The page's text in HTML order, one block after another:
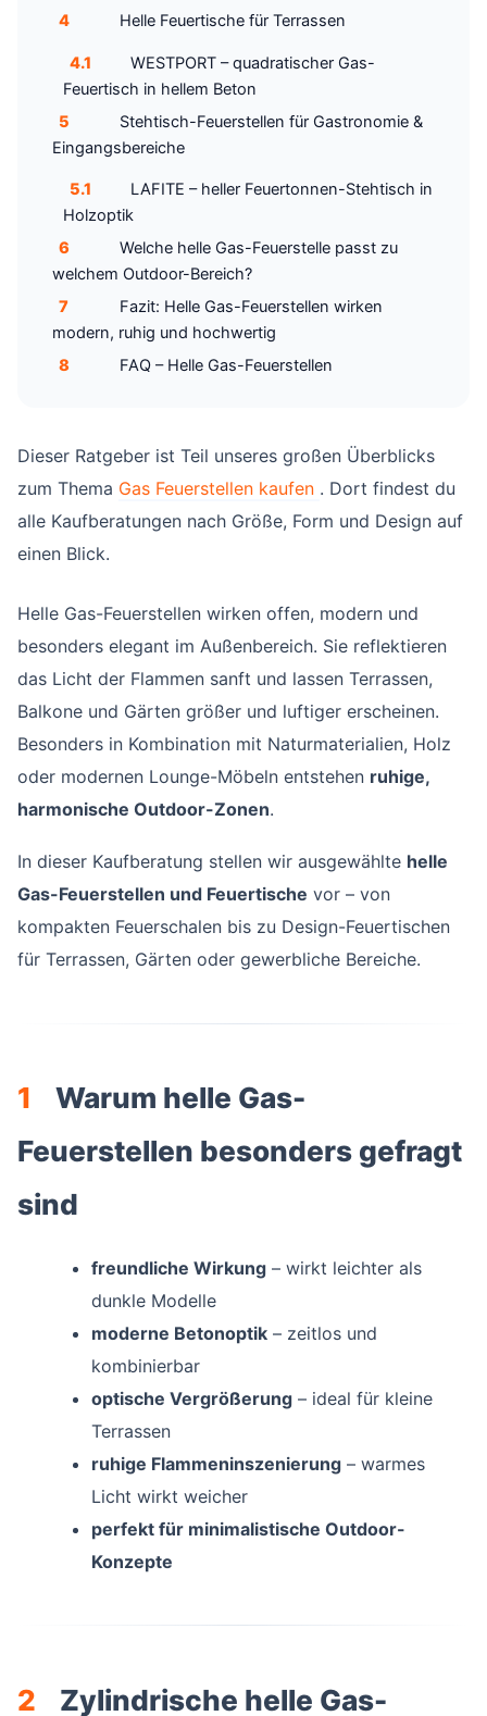
4
Helle Feuertische für Terrassen
4.1
WESTPORT – quadratischer Gas-
Feuertisch in hellem Beton
5
Stehtisch-Feuerstellen für Gastronomie &
Eingangsbereiche
5.1
LAFITE – heller Feuertonnen-Stehtisch in
Holzoptik
6
Welche helle Gas-Feuerstelle passt zu
welchem Outdoor-Bereich?
7
Fazit: Helle Gas-Feuerstellen wirken
modern, ruhig und hochwertig
8
FAQ – Helle Gas-Feuerstellen
Dieser Ratgeber ist Teil unseres großen Überblicks
zum Thema Gas Feuerstellen kaufen . Dort findest du
alle Kaufberatungen nach Größe, Form und Design auf
einen Blick.
Helle Gas-Feuerstellen wirken offen, modern und
besonders elegant im Außenbereich. Sie reflektieren
das Licht der Flammen sanft und lassen Terrassen,
Balkone und Gärten größer und luftiger erscheinen.
Besonders in Kombination mit Naturmaterialien, Holz
oder modernen Lounge-Möbeln entstehen ruhige,
harmonische Outdoor-Zonen.
In dieser Kaufberatung stellen wir ausgewählte helle
Gas-Feuerstellen und Feuertische vor – von
kompakten Feuerschalen bis zu Design-Feuertischen
für Terrassen, Gärten oder gewerbliche Bereiche.
1
Warum helle Gas-
Feuerstellen besonders gefragt
sind
freundliche Wirkung – wirkt leichter als
dunkle Modelle
moderne Betonoptik – zeitlos und
kombinierbar
optische Vergrößerung – ideal für kleine
Terrassen
ruhige Flammeninszenierung – warmes
Licht wirkt weicher
perfekt für minimalistische Outdoor-
Konzepte
2 Zylindrische helle Gas-